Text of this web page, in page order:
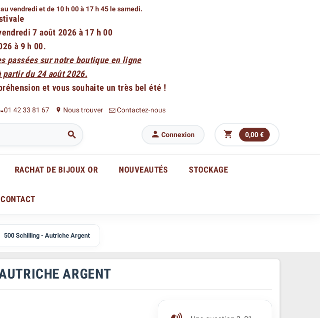
vendredi et de 10 h 00 à 17 h 45 le samedi.
7 août 2026 à 17 h 00
à 9 h 00.
passées sur notre boutique en ligne
du 24 août 2026.
et vous souhaite un très bel été !
01 42 33 81 67 place Nous trouver Contactez-nous
  Connexion  0,00 €
RACHAT DE BIJOUX OR NOUVEAUTÉS STOCKAGE
CONTACT
500 Schilling - Autriche Argent
ARGENT